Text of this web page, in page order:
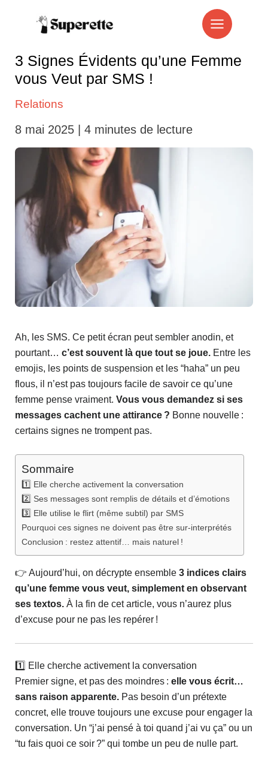
3 Signes Évidents qu’une Femme
vous Veut par SMS !
Relations
8 mai 2025 4 minutes de lecture
Ah, les SMS. Ce petit écran peut sembler anodin, et
pourtant… c’est souvent là que tout se joue.Entre les
emojis, les points de suspension et les “haha” un peu
flous, il n’est pas toujours facile de savoir ce qu’une
femme pense vraiment. Vous vous demandez si ses
messages cachent une attirance ? Bonne nouvelle :
certains signes ne trompent pas.
Sommaire
1️⃣ Elle cherche activement la conversation
2️⃣ Ses messages sont remplis de détails et d’émotions
3️⃣ Elle utilise le flirt (même subtil) par SMS
Pourquoi ces signes ne doivent pas être sur-interprétés
Conclusion : restez attentif… mais naturel !
👉 Aujourd’hui, on décrypte ensemble 3 indices clairs
qu’une femme vous veut, simplement en observant
ses textos.À la fin de cet article, vous n’aurez plus
d’excuse pour ne pas les repérer !
1️⃣ Elle cherche activement la conversation
Premier signe, et pas des moindres : elle vous écrit…
sans raison apparente.Pas besoin d’un prétexte
concret, elle trouve toujours une excuse pour engager la
conversation. Un “j’ai pensé à toi quand j’ai vu ça” ou un
“tu fais quoi ce soir ?” qui tombe un peu de nulle part.